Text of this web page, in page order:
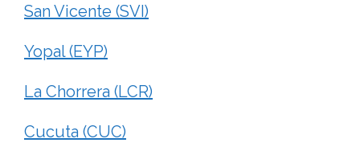
San Vicente (SVI)
Yopal (EYP)
La Chorrera (LCR)
Cucuta (CUC)